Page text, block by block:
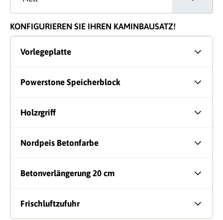
KONFIGURIEREN SIE IHREN KAMINBAUSATZ!
Vorlegeplatte
Powerstone Speicherblock
Holzrgriff
Nordpeis Betonfarbe
Betonverlängerung 20 cm
Frischluftzufuhr